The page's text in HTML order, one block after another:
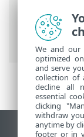
Security
Zaščite >
mikrofona
We and our
optimized
and serve
collection of
decline all
essential
clicking
withdraw
anytime by
footer or in